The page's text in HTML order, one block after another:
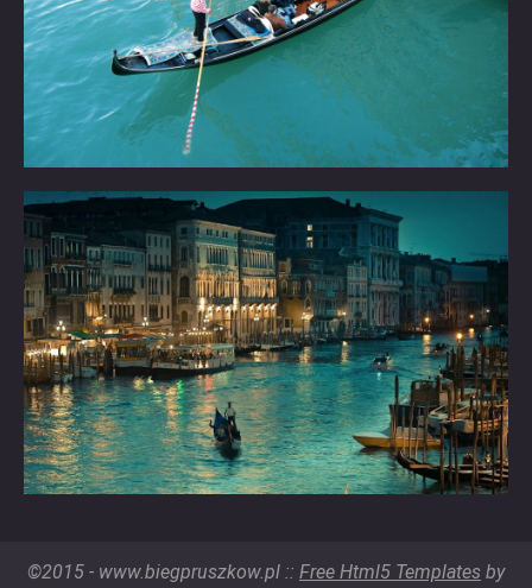
©2015 - www.biegpruszkow.pl :: Free Html5 Templates by